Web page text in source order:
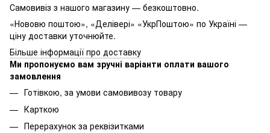
Самовивіз з нашого магазину — безкоштовно.
«Нововю поштою», «Делівері» «УкрПоштою» по Україні —
ціну доставки уточнюйте.
Більше інформації про доставку
Ми пропонуємо вам зручні варіанти оплати вашого
замовлення
Готівкою, за умови самовивозу товару
Карткою
Перерахунок за реквізитками